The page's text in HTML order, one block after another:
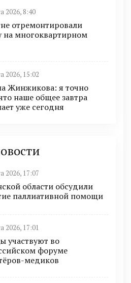
2026, 8:40
отремонтировали
многоквартирном
2026, 15:02
Жинжикова: я точно
наше общее завтра
уже сегодня
2026, 17:07
области обсудили
паллиативной помощи
2026, 17:01
участвуют во
форуме
медиков